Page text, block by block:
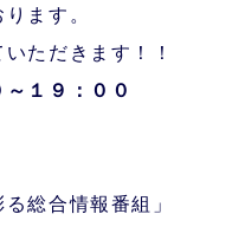
ます。
ただきます！！
１９：００
総合情報番組」